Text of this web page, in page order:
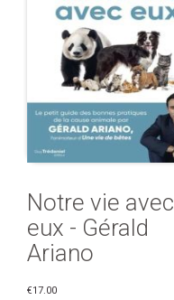
Notre vie avec
eux - Gérald
Ariano
€17.00